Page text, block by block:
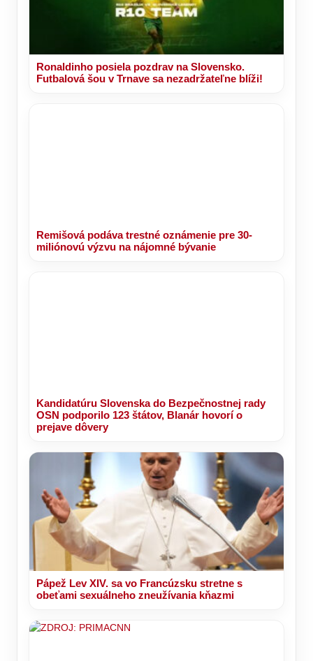
Ronaldinho posiela pozdrav na Slovensko.
Futbalová šou v Trnave sa nezadržateľne blíži!
Remišová podáva trestné oznámenie pre 30-
miliónovú výzvu na nájomné bývanie
Kandidatúru Slovenska do Bezpečnostnej rady
OSN podporilo 123 štátov, Blanár hovorí o
prejave dôvery
Pápež Lev XIV. sa vo Francúzsku stretne s
obeťami sexuálneho zneužívania kňazmi